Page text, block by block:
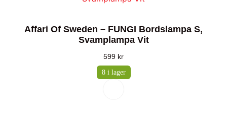
Affari Of Sweden – FUNGI Bordslampa S,
Svamplampa Vit
599 kr
8 i lager